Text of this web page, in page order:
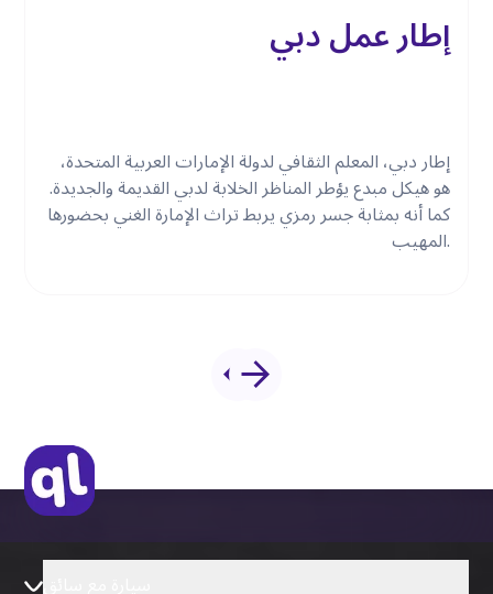
إطار عمل دبي
إطار دبي، المعلم الثقافي لدولة الإمارات العربية المتحدة،
هو هيكل مبدع يؤطر المناظر الخلابة لدبي القديمة والجديدة.
كما أنه بمثابة جسر رمزي يربط تراث الإمارة الغني بحضورها
المهيب.